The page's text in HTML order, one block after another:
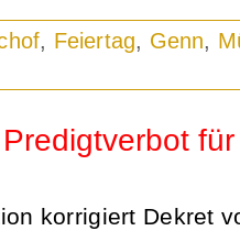
, Feiertag, Genn,
korrigiert Dekret